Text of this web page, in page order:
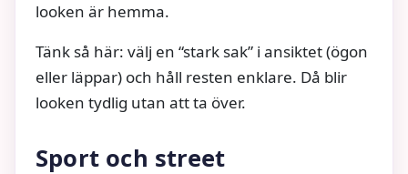
looken är hemma.
Tänk så här: välj en “stark sak” i ansiktet (ögon
eller läppar) och håll resten enklare. Då blir
looken tydlig utan att ta över.
Sport och street